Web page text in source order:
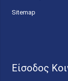
Sitemap
Είσοδος